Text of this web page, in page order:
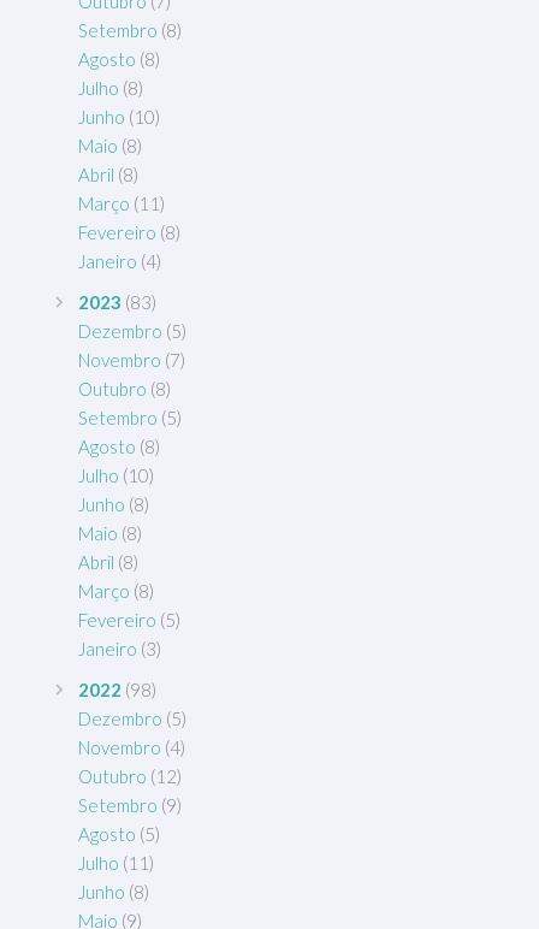
Setembro (8)
Agosto (8)
Julho (8)
Junho (10)
Maio (8)
Abril (8)
Março (11)
Fevereiro (8)
Janeiro (4)
2023 (83)
Dezembro (5)
Novembro (7)
Outubro (8)
Setembro (5)
Agosto (8)
Julho (10)
Junho (8)
Maio (8)
Abril (8)
Março (8)
Fevereiro (5)
Janeiro (3)
2022 (98)
Dezembro (5)
Novembro (4)
Outubro (12)
Setembro (9)
Agosto (5)
Julho (11)
Junho (8)
Maio (9)